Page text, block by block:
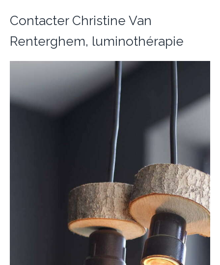
Contacter Christine Van
Renterghem, luminothérapie